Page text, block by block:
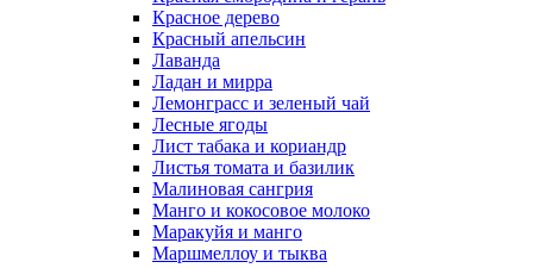
Красное дерево
Красный апельсин
Лаванда
Ладан и мирра
Лемонграсс и зеленый чай
Лесные ягоды
Лист табака и кориандр
Листья томата и базилик
Малиновая сангрия
Манго и кокосовое молоко
Маракуйя и манго
Маршмеллоу и тыква